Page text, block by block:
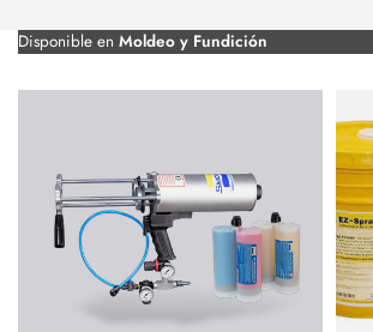
Disponible en Moldeo y Fundición